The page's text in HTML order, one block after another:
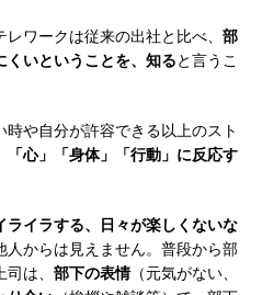
ワークは従来の出社と比べ、 部
くいということを、知ると言うこ
や自分が許容できる以上のスト
「心」「身体」「行動」に反応す
ライラする、日々が楽しくないな
人からは見えません。普段から部
は、 部下の表情（元気がない、